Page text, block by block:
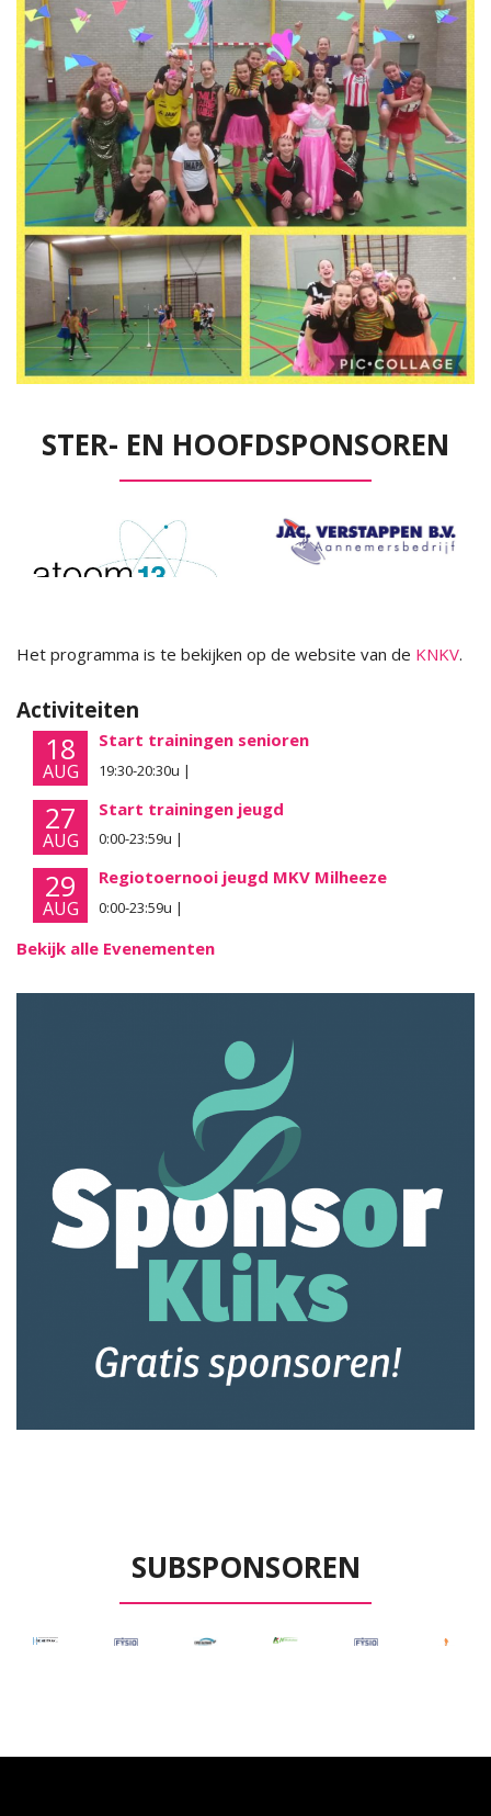
STER- EN HOOFDSPONSOREN
Het programma is te bekijken op de website van de KNKV.
Activiteiten
18
AUG
Start trainingen senioren
19:30-20:30u |
27
AUG
Start trainingen jeugd
0:00-23:59u |
29
AUG
Regiotoernooi jeugd MKV Milheeze
0:00-23:59u |
Bekijk alle Evenementen
SUBSPONSOREN